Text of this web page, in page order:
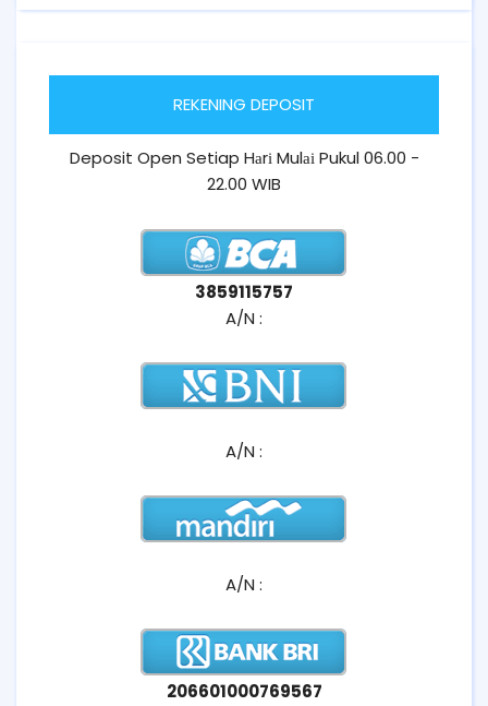
REKENING DEPOSIT
Deposit Open Setiap Hаrі Mulаі Pukul 06.00 -
22.00 WIB
3859115757
A/N :
A/N :
A/N :
206601000769567